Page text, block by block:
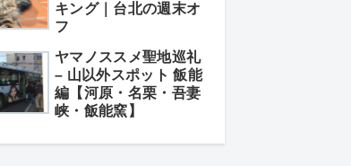
キング｜台北の週末オ
フ
ヤマノススメ聖地巡礼
– 山以外スポット 飯能
編【河原・名栗・吾妻
峡・飯能窯】